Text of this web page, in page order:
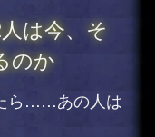
は今、そ
のか
ら……あの人は